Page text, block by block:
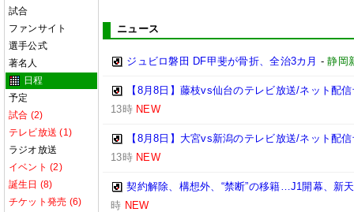
試合
ファンサイト
選手公式
著名人
日程
予定
試合 (2)
テレビ放送 (1)
ラジオ放送
イベント (2)
誕生日 (8)
チケット発売 (6)
ニュース
ジュビロ磐田 DF甲斐が骨折、全治3カ月 -静岡
【8月8日】藤枝vs仙台のテレビ放送/ネット配
13時 NEW
【8月8日】大宮vs新潟のテレビ放送/ネット配
13時 NEW
契約解除、構想外、“禁断”の移籍…J1開幕、新
時 NEW